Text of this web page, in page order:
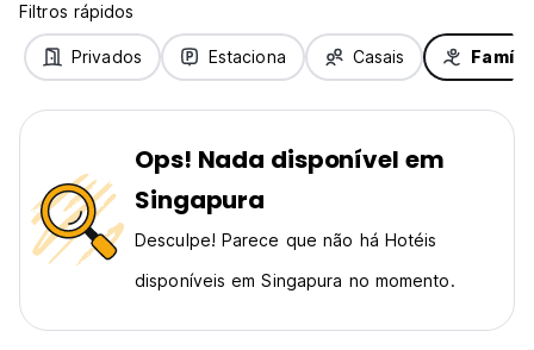
Ops! Nada disponível em
Singapura
Desculpe! Parece que não há Hotéis
disponíveis em Singapura no momento.
Filtros rápidos
Privados Estaciona Casais